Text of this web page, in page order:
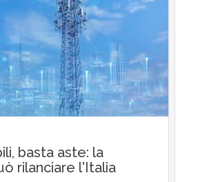
basta aste: la
rilanciare l'Italia